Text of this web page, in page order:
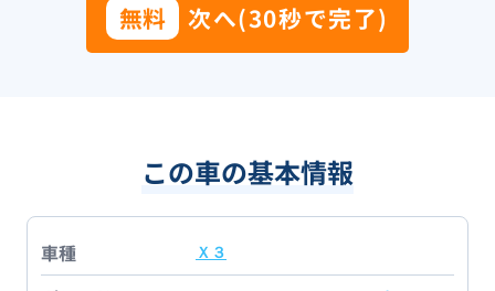
無料 次へ(30秒で完了)
この車の基本情報
車種 Ｘ３